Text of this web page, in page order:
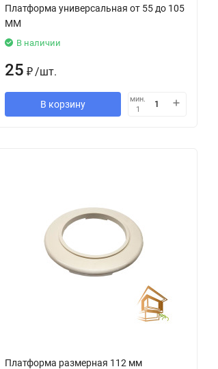
Платформа универсальная от 55 до 105
ММ
В наличии
25 ₽/шт.
В корзину
мин.
1
Платформа размерная 112 мм